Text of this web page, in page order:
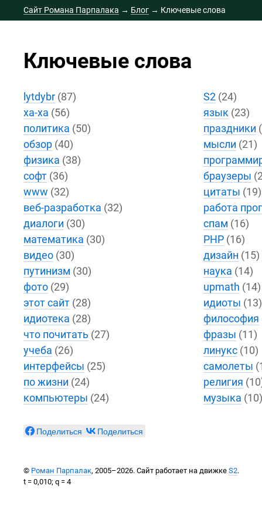
Сайт Романа Парпалака → Блог → Ключевые слова
Ключевые слова
lytdybr (87)
ха-ха (56)
политика (50)
обзор (40)
физика (38)
софт (36)
www (32)
веб-разработка (32)
диалоги (30)
математика (30)
видео (30)
путинизм (30)
фото (29)
этот сайт (28)
идиотека (28)
что почитать (27)
учеба (26)
интерфейсы (25)
по жизни (24)
компьютеры (24)
S2 (24)
язык (23)
праздники
мысли (21)
браузеры
цитаты (19)
работа
спам (16)
PHP (16)
дизайн (15)
наука (14)
upmath (14)
идиоты (13)
философия
фразы (11)
линукс (10)
самолеты
религия
музыка (10)
Поделиться Поделиться
© Роман Парпалак, 2005–2026. Сайт работает на движкеS2.
t = 0,010; q = 4